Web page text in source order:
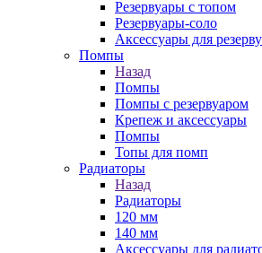
Резервуары с топом
Резервуары-соло
Аксессуары для
Помпы
Назад
Помпы
Помпы с резервуаром
Крепеж и аксессуары
Помпы
Топы для помп
Радиаторы
Назад
Радиаторы
120 мм
140 мм
Аксессуары для